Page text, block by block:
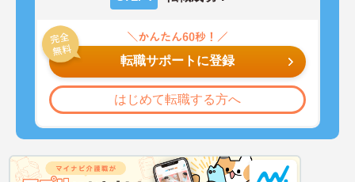
転職サポートに登録
はじめて転職する方へ